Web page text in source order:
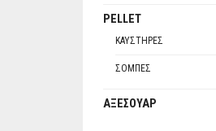
PELLET
ΚΑΥΣΤΉΡΕΣ
ΣΌΜΠΕΣ
ΑΞΕΣΟΥΆΡ